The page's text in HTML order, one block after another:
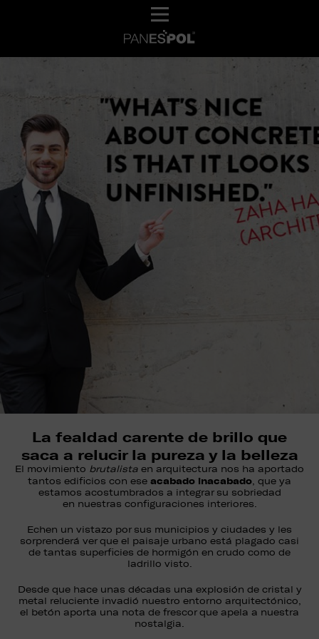
La fealdad carente de brillo que
saca a relucir la pureza y la belleza
El movimiento brutalista en arquitectura nos ha aportado
tantos edificios con ese acabado inacabado, que ya
estamos acostumbrados a integrar su sobriedad
en nuestras configuraciones interiores.
Echen un vistazo por sus municipios y ciudades y les
sorprenderá ver que el paisaje urbano está plagado casi
de tantas superficies de hormigón en crudo como de
ladrillo visto.
Desde que hace unas décadas una explosión de cristal y
metal reluciente invadió nuestro entorno arquitectónico,
el betón aporta una nota de frescor que apela a nuestra
nostalgia.